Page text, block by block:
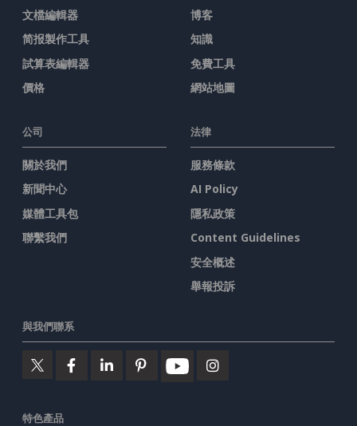
文檔編輯器
简报製作工具
試算表編輯器
價格
博客
知識
免費工具
網站地圖
公司
關於我們
新聞中心
媒體工具包
聯繫我們
法律
服務條款
AI Policy
隱私政策
Content Guidelines
安全概述
舉報投訴
與我們聯系
特色產品